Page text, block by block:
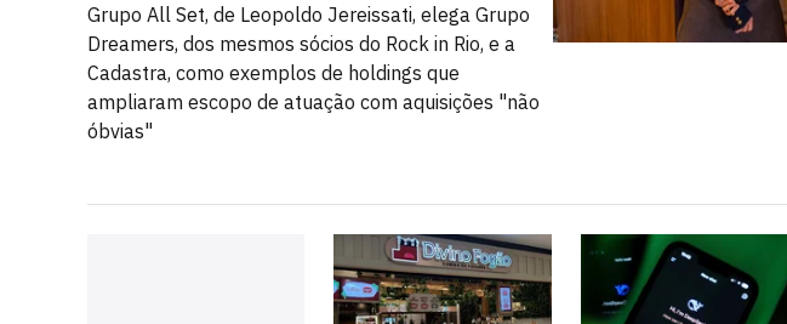
Grupo All Set, de Leopoldo Jereissati, elega Grupo
Dreamers, dos mesmos sócios do Rock in Rio, e a
Cadastra, como exemplos de holdings que
ampliaram escopo de atuação com aquisições "não
óbvias"